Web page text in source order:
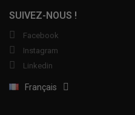
SUIVEZ-NOUS !
Facebook
Instagram
Linkedin
Français